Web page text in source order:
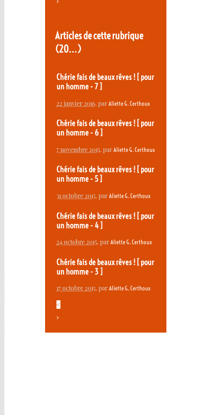
Articles de cette rubrique
(20…)
Chérie fais de beaux rêves ! [ pour
un homme - 7 ]
22 janvier 2016, par Aliette G. Certhoux
Chérie fais de beaux rêves ! [ pour
un homme - 6 ]
7 novembre 2015, par Aliette G. Certhoux
Chérie fais de beaux rêves ! [ pour
un homme - 5 ]
31 octobre 2015, par Aliette G. Certhoux
Chérie fais de beaux rêves ! [ pour
un homme - 4 ]
24 octobre 2015, par Aliette G. Certhoux
Chérie fais de beaux rêves ! [ pour
un homme - 3 ]
17 octobre 2015, par Aliette G. Certhoux
<
>